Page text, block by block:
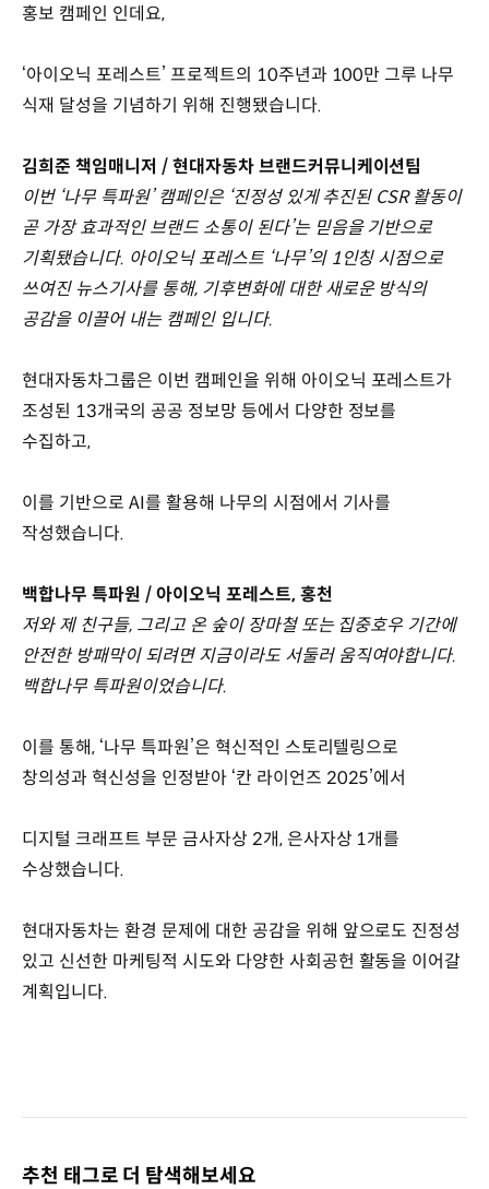
홍보 캠페인 인데요,
‘아이오닉 포레스트’ 프로젝트의 10주년과 100만 그루 나무
식재 달성을 기념하기 위해 진행됐습니다.
김희준 책임매니저 / 현대자동차 브랜드커뮤니케이션팀
이번 ‘나무 특파원’ 캠페인은 ‘진정성 있게 추진된 CSR 활동이
곧 가장 효과적인 브랜드 소통이 된다’는 믿음을 기반으로
기획됐습니다. 아이오닉 포레스트 ‘나무’의 1인칭 시점으로
쓰여진 뉴스기사를 통해, 기후변화에 대한 새로운 방식의
공감을 이끌어 내는 캠페인 입니다.
현대자동차그룹은 이번 캠페인을 위해 아이오닉 포레스트가
조성된 13개국의 공공 정보망 등에서 다양한 정보를
수집하고,
이를 기반으로 AI를 활용해 나무의 시점에서 기사를
작성했습니다.
백합나무 특파원 / 아이오닉 포레스트, 홍천
저와 제 친구들, 그리고 온 숲이 장마철 또는 집중호우 기간에
안전한 방패막이 되려면 지금이라도 서둘러 움직여야합니다.
백합나무 특파원이었습니다.
이를 통해, ‘나무 특파원’은 혁신적인 스토리텔링으로
창의성과 혁신성을 인정받아 ‘칸 라이언즈 2025’에서
디지털 크래프트 부문 금사자상 2개, 은사자상 1개를
수상했습니다.
현대자동차는 환경 문제에 대한 공감을 위해 앞으로도 진정성
있고 신선한 마케팅적 시도와 다양한 사회공헌 활동을 이어갈
계획입니다.
추천 태그로 더 탐색해보세요